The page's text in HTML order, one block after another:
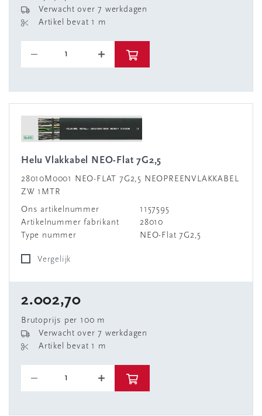
Verwacht over 7 werkdagen
Artikel bevat 1 m
Helu Vlakkabel NEO-Flat 7G2,5
28010M0001 NEO-FLAT 7G2,5 NEOPREENVLAKKABEL
ZW 1MTR
Ons artikelnummer
1157595
Artikelnummer fabrikant
28010
Type nummer
NEO-Flat 7G2,5
Vergelijk
2.002,70
Brutoprijs per 100 m
Verwacht over 7 werkdagen
Artikel bevat 1 m